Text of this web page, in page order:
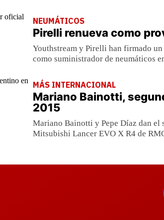
NEUMÁTICOS
Pirelli renueva como
Youthstream y Pirelli han firmado
como suministrador de neumáticos
MÁS INTERNACIONAL
Mariano Bainotti,
2015
Mariano Bainotti y Pepe Díaz dan el
Mitsubishi Lancer EVO X R4 de